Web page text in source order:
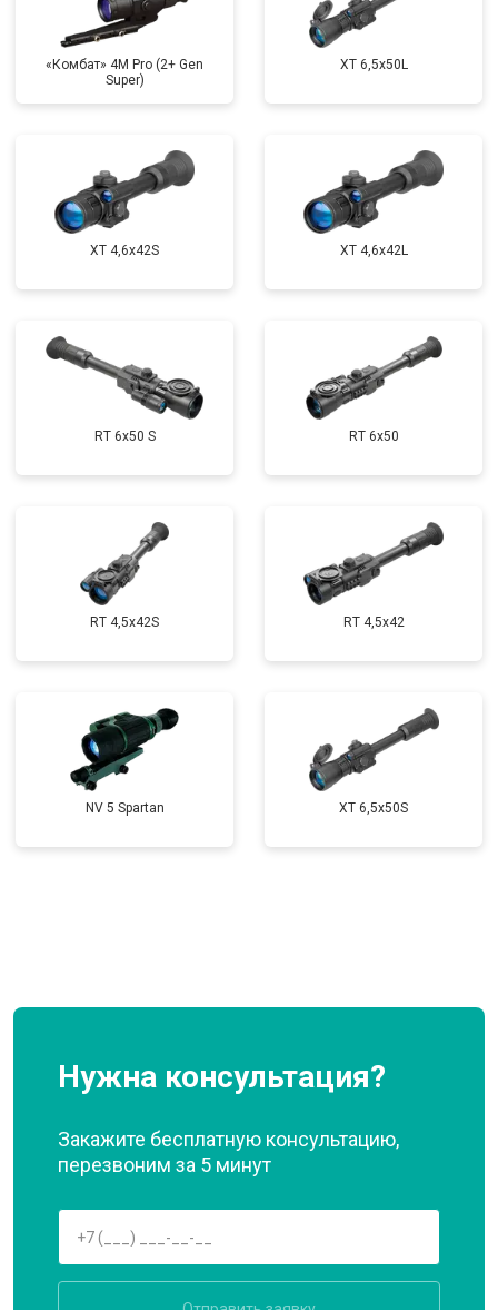
«Комбат» 4M Pro (2+ Gen
Super)
XT 6,5x50L
XT 4,6x42S XT 4,6x42L
RT 6x50 S RT 6x50
RT 4,5х42S RT 4,5х42
NV 5 Spartan XT 6,5x50S
Нужна консультация?
Закажите бесплатную консультацию,
перезвоним за 5 минут